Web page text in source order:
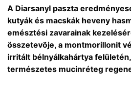
A Diarsanyl paszta
kutyák és macskák heveny
emésztési zavarainak
összetevõje, a montmorillonit
irritált bélnyálkahártya
természetes mucinréteg